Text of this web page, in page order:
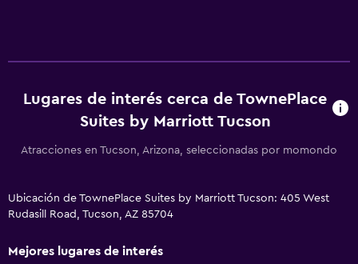
Lugares de interés cerca de TownePlace
Suites by Marriott Tucson
Atracciones en Tucson, Arizona, seleccionadas por momondo
Ubicación de TownePlace Suites by Marriott Tucson: 405 West
Rudasill Road, Tucson, AZ 85704
Mejores lugares de interés